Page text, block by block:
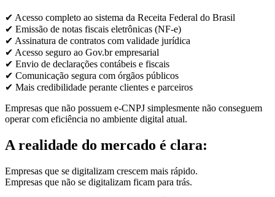
✔ Acesso completo ao sistema da Receita Federal do Brasil
✔ Emissão de notas fiscais eletrônicas (NF-e)
✔ Assinatura de contratos com validade jurídica
✔ Acesso seguro ao Gov.br empresarial
✔ Envio de declarações contábeis e fiscais
✔ Comunicação segura com órgãos públicos
✔ Mais credibilidade perante clientes e parceiros
Empresas que não possuem e-CNPJ simplesmente não conseguem
operar com eficiência no ambiente digital atual.
A realidade do mercado é clara:
Empresas que se digitalizam crescem mais rápido.
Empresas que não se digitalizam ficam para trás.